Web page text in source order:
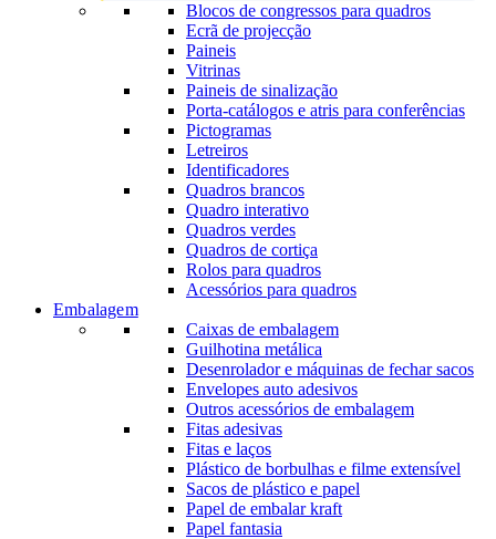
Blocos de congressos para quadros
Ecrã de projecção
Paineis
Vitrinas
Paineis de sinalização
Porta-catálogos e atris para conferências
Pictogramas
Letreiros
Identificadores
Quadros brancos
Quadro interativo
Quadros verdes
Quadros de cortiça
Rolos para quadros
Acessórios para quadros
Embalagem
Caixas de embalagem
Guilhotina metálica
Desenrolador e máquinas de fechar sacos
Envelopes auto adesivos
Outros acessórios de embalagem
Fitas adesivas
Fitas e laços
Plástico de borbulhas e filme extensível
Sacos de plástico e papel
Papel de embalar kraft
Papel fantasia